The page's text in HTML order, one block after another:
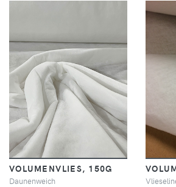
VOLUMENVLIES, 150G
Daunenweich